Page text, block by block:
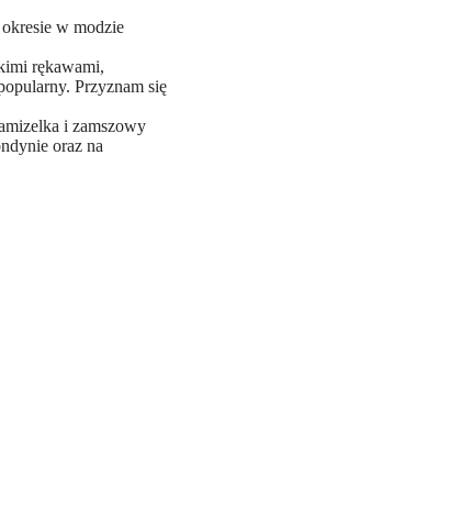
w modzie
rękawami,
Przyznam się
i zamszowy
oraz na